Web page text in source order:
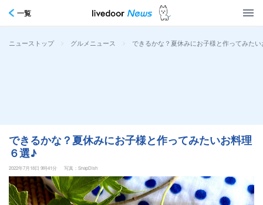
一覧
ニューストップ > グルメニュース > できるかな？夏休みにお子様と作ってみた
できるかな？夏休みにお子様と作ってみたいお料理
６選♪
2022年7月18日 9時41分 写真：SnapDish